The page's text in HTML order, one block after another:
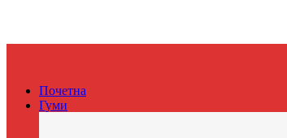
Почетна
Гуми